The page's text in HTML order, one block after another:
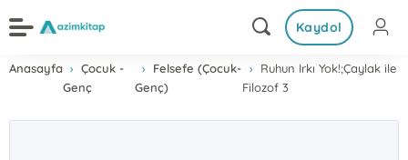
Kaydol
Anasayfa
Çocuk -
Genç
Felsefe (Çocuk-
Genç)
Ruhun Irkı Yok!;Çaylak ile
Filozof 3